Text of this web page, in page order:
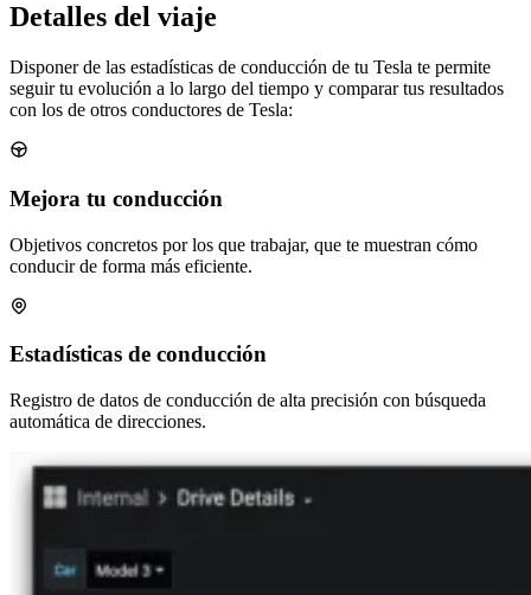
Detalles del viaje
Disponer de las estadísticas de conducción de tu Tesla te permite
seguir tu evolución a lo largo del tiempo y comparar tus resultados
con los de otros conductores de Tesla:
Mejora tu conducción
Objetivos concretos por los que trabajar, que te muestran cómo
conducir de forma más eficiente.
Estadísticas de conducción
Registro de datos de conducción de alta precisión con búsqueda
automática de direcciones.